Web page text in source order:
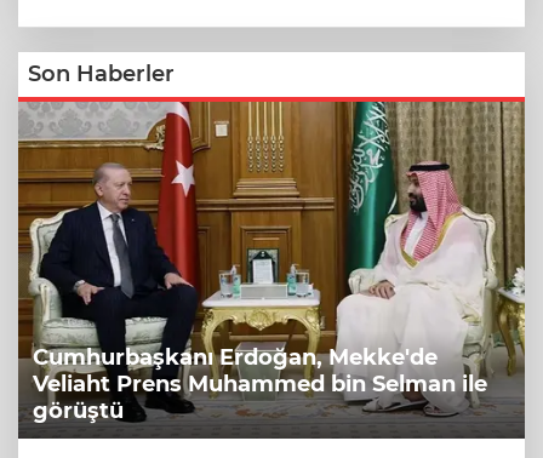
Son Haberler
Cumhurbaşkanı Erdoğan, Mekke'de
Veliaht Prens Muhammed bin Selman ile
görüştü